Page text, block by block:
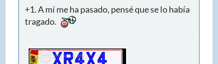
+1. A mí me ha pasado, pensé que se lo había
tragado.